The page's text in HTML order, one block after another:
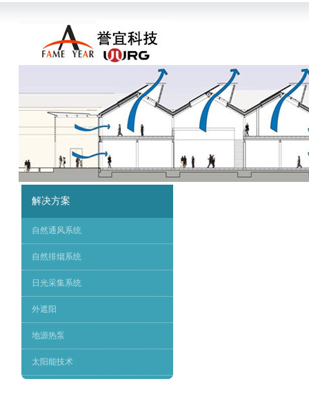
解决方案
自然通风系统
自然排烟系统
日光采集系统
外遮阳
地源热泵
太阳能技术